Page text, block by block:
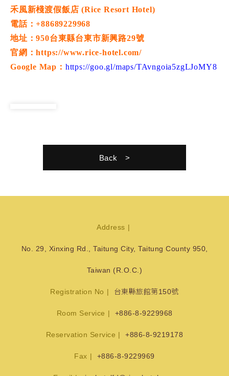
禾風新棧渡假飯店 (Rice Resort Hotel)
電話：+88689229968
地址：950台東縣台東市新興路29號
官網：https://www.rice-hotel.com/
Google Map： https://goo.gl/maps/TAvngoia5zgLJoMY8
Back
Address
No. 29, Xinxing Rd., Taitung City, Taitung County 950,
Taiwan (R.O.C.)
Registration No 台東縣旅館第150號
Room Service +886-8-9229968
Reservation Service +886-8-9219178
Fax +886-8-9229969